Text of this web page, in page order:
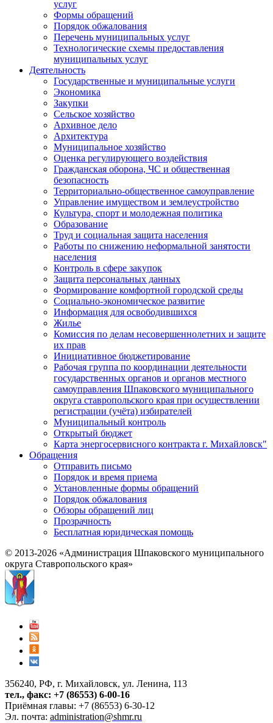
услуг
Формы обращений
Порядок обжалования
Перечень муниципальных услуг
Технологические схемы предоставления
муниципальных услуг
Деятельность
Государственные и муниципальные услуги
Экономика
Закупки
Сельское хозяйство
Архивное дело
Архитектура
Муниципальное хозяйство
Оценка регулирующего воздействия
Гражданская оборона, ЧС и общественная
безопасность
Территориально-общественное самоуправление
Управление имуществом и землеустройство
Культура, спорт и молодежная политика
Образование
Труд и социальная защита населения
Работы по снижению неформальной занятости
населения
Контроль в сфере закупок
Защита персональных данных
Формирование комфортной городской среды
Социально-экономическое развитие
Информация для освободившихся
Жилье
Комиссия по делам несовершеннолетних и защите
их прав
Инициативное бюджетирование
Рабочая группа по координации деятельности
государственных органов и органов местного
самоуправления Шпаковского муниципального
округа ставропольского края при осуществлении
регистрации (учёта) избирателей
Муниципальный контроль
Открытый бюджет
Карта энергосервисного контракта г. Михайловск"
Обращения
Отправить письмо
Порядок и время приема
Установленные формы обращений
Порядок обжалования
Обзоры обращений лиц
Прозрачность
Бесплатная юридическая помощь
© 2013-2026 «Администрация Шпаковского муниципального
округа Ставропольского края»
356240, РФ, г. Михайловск, ул. Ленина, 113
тел., факс: +7 (86553) 6-00-16
Приёмная главы: +7 (86553) 6-30-12
Эл. почта: administration@shmr.ru